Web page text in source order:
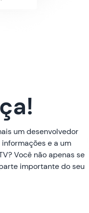
um desenvolvedor
e a um
Você não apenas se
importante do seu